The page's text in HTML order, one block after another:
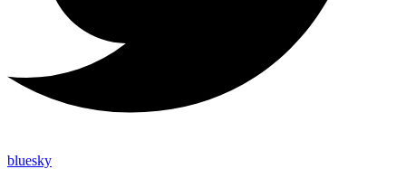
bluesky